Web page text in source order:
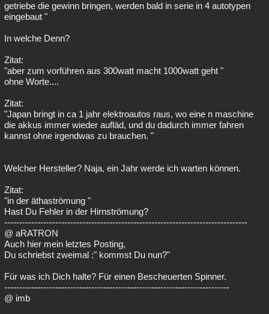
getriebe die gewinn bringen, werden bald in serie in 4 autotypen
eingebaut "
In welche Denn?
Zitat:
"aber zum vorführen aus 300watt macht 1000watt geht "
ohne Worte....
Zitat:
"Japan bringt in ca 1 jahr elektroautos raus, wo eine n maschine
die akkus immer wieder aufläd, und du dadurch immer fahren
kannst ohne irgendwas zu brauchen. "
Welcher Hersteller? Naja, ein Jahr werde ich warten können.
Zitat:
"in der äthaströmung "
Hast Du Fehler in der Hirnströmung?
---------------------------------------------------------------------------------
@ aRATRON
Auch hier mein letztes Posting,
Du schriebst zweimal :" kommst Du nun?"
Für was ich Dich halte? Für einen Bescheuerten Spinner.
---------------------------------------------------------------------------
@ imb